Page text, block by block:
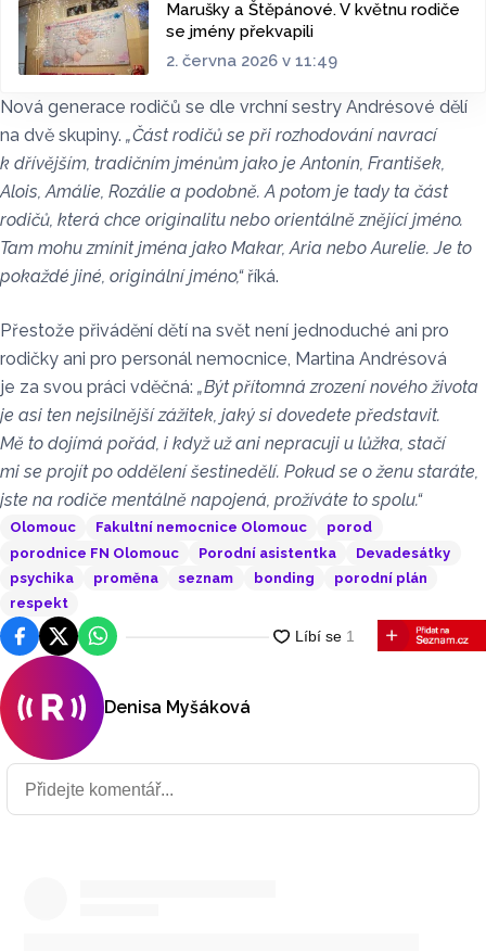
Marušky a Štěpánové. V květnu rodiče
se jmény překvapili
2. června 2026 v 11:49
Nová generace rodičů se dle vrchní sestry Andrésové dělí
na dvě skupiny. „Část rodičů se při rozhodování navrací
k dřívějším, tradičním jménům jako je Antonín, František,
Alois, Amálie, Rozálie a podobně. A potom je tady ta část
rodičů, která chce originalitu nebo orientálně znějící jméno.
Tam mohu zmínit jména jako Makar, Aria nebo Aurelie. Je to
pokaždé jiné, originální jméno,“říká.
Přestože přivádění dětí na svět není jednoduché ani pro
rodičky ani pro personál nemocnice, Martina Andrésová
je za svou práci vděčná: „Být přítomná zrození nového života
je asi ten nejsilnější zážitek, jaký si dovedete představit.
Mě to dojímá pořád, i když už ani nepracuji u lůžka, stačí
mi se projít po oddělení šestinedělí. Pokud se o ženu staráte,
jste na rodiče mentálně napojená, prožíváte to spolu.“
Olomouc Fakultní nemocnice Olomouc
porod
porodnice FN Olomouc
Porodní asistentka
Devadesátky
psychika
proměna seznam bonding
porodní plán
respekt
FacebookPlatforma X
WhatsApp
Denisa Myšáková